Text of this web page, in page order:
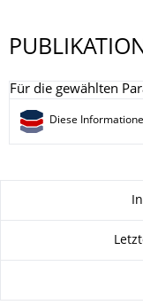
Für die gewählten
Diese
Zu dieser Seite